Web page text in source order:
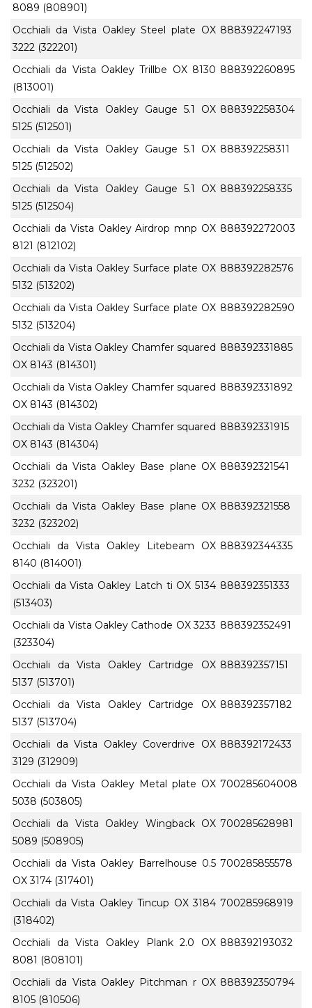
8089 (808901)
Occhiali da Vista Oakley Steel plate OX
3222 (322201)
888392247193
Occhiali da Vista Oakley Trillbe OX 8130
(813001)
888392260895
Occhiali da Vista Oakley Gauge 5.1 OX
5125 (512501)
888392258304
Occhiali da Vista Oakley Gauge 5.1 OX
5125 (512502)
888392258311
Occhiali da Vista Oakley Gauge 5.1 OX
5125 (512504)
888392258335
Occhiali da Vista Oakley Airdrop mnp OX
8121 (812102)
888392272003
Occhiali da Vista Oakley Surface plate OX
5132 (513202)
888392282576
Occhiali da Vista Oakley Surface plate OX
5132 (513204)
888392282590
Occhiali da Vista Oakley Chamfer squared
OX 8143 (814301)
888392331885
Occhiali da Vista Oakley Chamfer squared
OX 8143 (814302)
888392331892
Occhiali da Vista Oakley Chamfer squared
OX 8143 (814304)
888392331915
Occhiali da Vista Oakley Base plane OX
3232 (323201)
888392321541
Occhiali da Vista Oakley Base plane OX
3232 (323202)
888392321558
Occhiali da Vista Oakley Litebeam OX
8140 (814001)
888392344335
Occhiali da Vista Oakley Latch ti OX 5134
(513403)
888392351333
Occhiali da Vista Oakley Cathode OX 3233
(323304)
888392352491
Occhiali da Vista Oakley Cartridge OX
5137 (513701)
888392357151
Occhiali da Vista Oakley Cartridge OX
5137 (513704)
888392357182
Occhiali da Vista Oakley Coverdrive OX
3129 (312909)
888392172433
Occhiali da Vista Oakley Metal plate OX
5038 (503805)
700285604008
Occhiali da Vista Oakley Wingback OX
5089 (508905)
700285628981
Occhiali da Vista Oakley Barrelhouse 0.5
OX 3174 (317401)
700285855578
Occhiali da Vista Oakley Tincup OX 3184
(318402)
700285968919
Occhiali da Vista Oakley Plank 2.0 OX
8081 (808101)
888392193032
Occhiali da Vista Oakley Pitchman r OX
8105 (810506)
888392350794